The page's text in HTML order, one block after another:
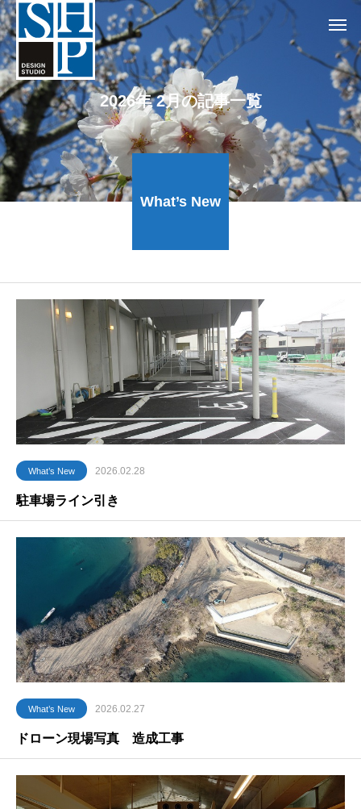
2026年 2月の記事一覧
What’s New
What’s New 2026.02.28
駐車場ライン引き
What’s New 2026.02.27
ドローン現場写真 造成工事